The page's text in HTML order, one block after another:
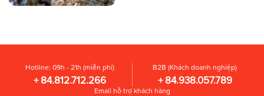
Hotline: 09h - 21h (miễn phí)
+ 84.812.712.266
B2B (Khách doanh nghiệp)
+ 84.938.057.789
Email hỗ trợ khách hàng